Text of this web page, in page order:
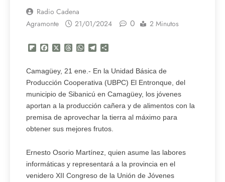
Radio Cadena
Agramonte
21/01/2024 0 2 Minutos
Flipboard
FacebookThreadsWhatsApp
Telegram
Camagüey, 21 ene.- En la Unidad Básica de
Producción Cooperativa (UBPC) El Entronque, del
municipio de Sibanicú en Camagüey, los jóvenes
aportan a la producción cañera y de alimentos con la
premisa de aprovechar la tierra al máximo para
obtener sus mejores frutos.
Ernesto Osorio Martínez, quien asume las labores
informáticas y representará a la provincia en el
venidero XII Congreso de la Unión de Jóvenes